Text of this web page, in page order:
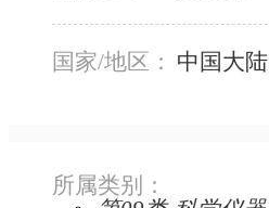
国家/地区： 中国大陆
所属类别：